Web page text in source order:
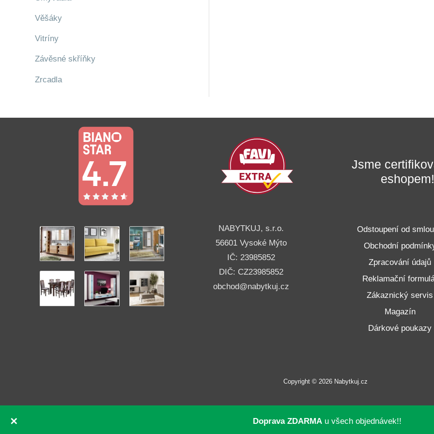
Věšáky
Vitríny
Závěsné skříňky
Zrcadla
Jsme
eshopem!
NABYTKUJ, s.r.o.
56601 Vysoké Mýto
IČ: 23985852
DIČ: CZ23985852
obchod@nabytkuj.cz
Odstoupení od
Obchodní
Zpracování údajů
Reklamační
Zákaznický servis
Magazín
Dárkové poukazy
Copyright © 2026 Nabytkuj.cz
✕ Doprava ZDARMA u všech objednávek!!